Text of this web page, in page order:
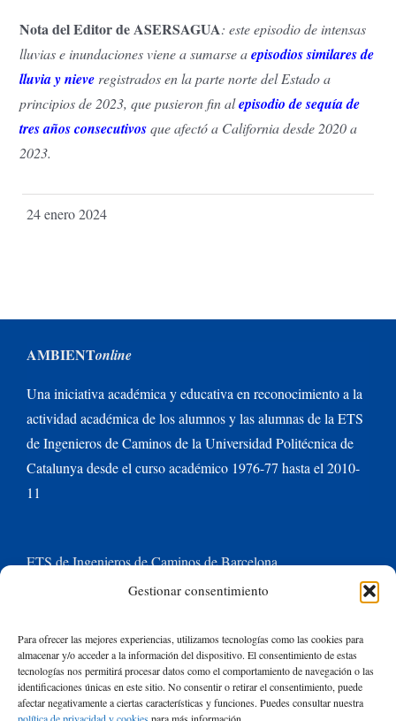
Gestionar consentimiento
Para ofrecer las mejores experiencias, utilizamos tecnologías como las cookies para
almacenar y/o acceder a la información del dispositivo. El consentimiento de estas
tecnologías nos permitirá procesar datos como el comportamiento de navegación o las
identificaciones únicas en este sitio. No consentir o retirar el consentimiento, puede
afectar negativamente a ciertas características y funciones. Puedes consultar nuestra
Nota del Editor de ASERSAGUA: este episodio de intensas
lluvias e inundaciones viene a sumarse aepisodios similares de
lluvia y nieve registrados en la parte norte del Estado a
principios de 2023, que pusieron fin alepisodio de sequía de
tres años consecutivosque afectó a California desde 2020 a
2023.
24 enero 2024
AMBIENTonline
Una iniciativa académica y educativa en reconocimiento a la
actividad académica de los alumnos y las alumnas de la ETS
de Ingenieros de Caminos de la Universidad Politécnica de
Catalunya desde el curso académico 1976-77 hasta el 2010-
11
ETS de Ingenieros de Caminos de Barcelona
Universitat Politècnica de Catalunya BarcelonaTech
Contacte con nosotros